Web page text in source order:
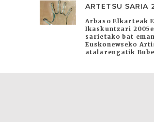
ARTETSU SARIA
Arbaso Elkarteak
Ikaskuntzari
sarietako bat
Euskonewseko
atalarengatik